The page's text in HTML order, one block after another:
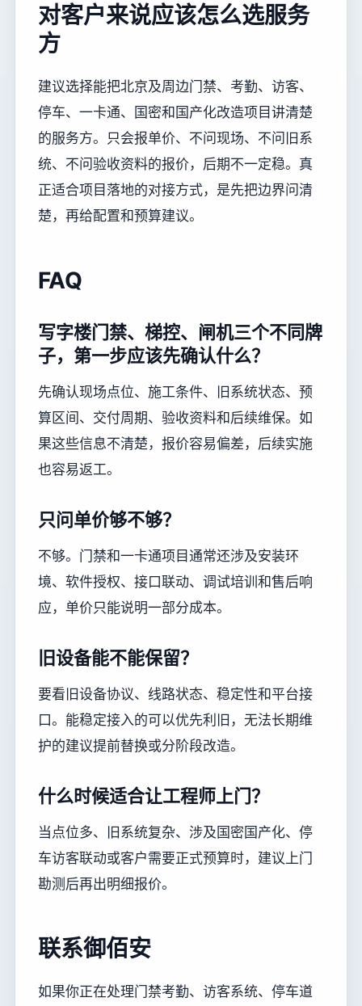
对客户来说应该怎么选服务
方
建议选择能把北京及周边门禁、考勤、访客、
停车、一卡通、国密和国产化改造项目讲清楚
的服务方。只会报单价、不问现场、不问旧系
统、不问验收资料的报价，后期不一定稳。真
正适合项目落地的对接方式，是先把边界问清
楚，再给配置和预算建议。
FAQ
写字楼门禁、梯控、闸机三个不同牌
子，第一步应该先确认什么？
先确认现场点位、施工条件、旧系统状态、预
算区间、交付周期、验收资料和后续维保。如
果这些信息不清楚，报价容易偏差，后续实施
也容易返工。
只问单价够不够？
不够。门禁和一卡通项目通常还涉及安装环
境、软件授权、接口联动、调试培训和售后响
应，单价只能说明一部分成本。
旧设备能不能保留？
要看旧设备协议、线路状态、稳定性和平台接
口。能稳定接入的可以优先利旧，无法长期维
护的建议提前替换或分阶段改造。
什么时候适合让工程师上门？
当点位多、旧系统复杂、涉及国密国产化、停
车访客联动或客户需要正式预算时，建议上门
勘测后再出明细报价。
联系御佰安
如果你正在处理门禁考勤、访客系统、停车道